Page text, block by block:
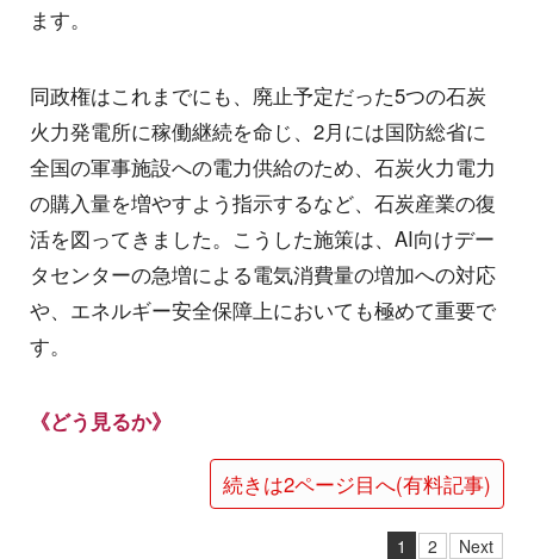
ます。
同政権はこれまでにも、廃止予定だった5つの石炭
火力発電所に稼働継続を命じ、2月には国防総省に
全国の軍事施設への電力供給のため、石炭火力電力
の購入量を増やすよう指示するなど、石炭産業の復
活を図ってきました。こうした施策は、AI向けデー
タセンターの急増による電気消費量の増加への対応
や、エネルギー安全保障上においても極めて重要で
す。
《どう見るか》
続きは2ページ目へ(有料記事)
1 2 Next